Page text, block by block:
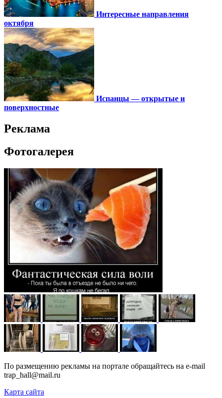
Интересные направления
октября
Испанцы — открытые и
поверхностные
Реклама
Фотогалерея
По размещению рекламы на портале обращайтесь на e-mail
trap_hall@mail.ru
Карта сайта